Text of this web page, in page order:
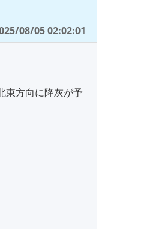
08/05 02:02:01
東方向に降灰が予